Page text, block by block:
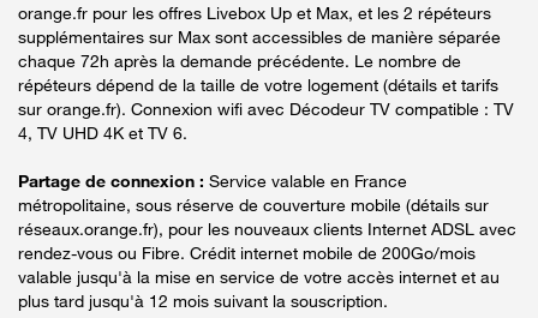
orange.fr pour les offres Livebox Up et Max, et les 2 répéteurs
supplémentaires sur Max sont accessibles de manière séparée
chaque 72h après la demande précédente. Le nombre de
répéteurs dépend de la taille de votre logement (détails et tarifs
sur orange.fr). Connexion wifi avec Décodeur TV compatible : TV
4, TV UHD 4K et TV 6.
Partage de connexion : Service valable en France
métropolitaine, sous réserve de couverture mobile (détails sur
réseaux.orange.fr), pour les nouveaux clients Internet ADSL avec
rendez-vous ou Fibre. Crédit internet mobile de 200Go/mois
valable jusqu'à la mise en service de votre accès internet et au
plus tard jusqu'à 12 mois suivant la souscription.